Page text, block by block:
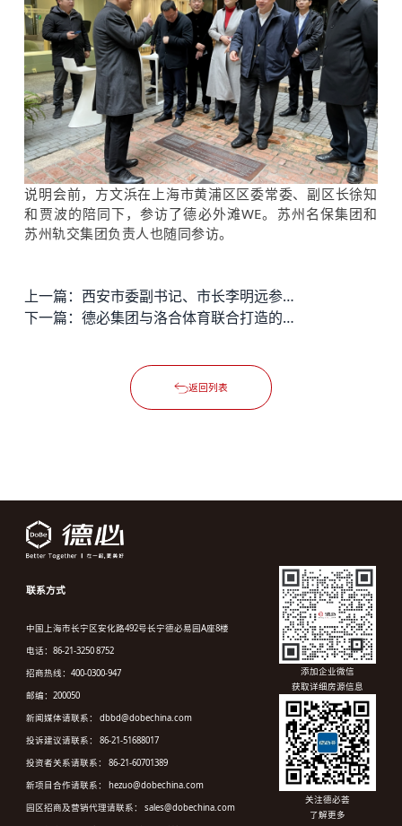
说明会前，方文浜在上海市黄浦区区委常委、副区长徐知
和贾波的陪同下，参访了德必外滩WE。苏州名保集团和
苏州轨交集团负责人也随同参访。
上一篇：
西安市委副书记、市长李明远参观考察星光德必易园
下一篇：
德必集团与洛合体育联合打造的“互联网+运动”智能化场馆，开馆啦！
返回列表
联系方式
中国上海市长宁区安化路492号长宁德必易园A座8楼
电话：86-21-3250 8752
招商热线：400-0300-947
邮编：200050
新闻媒体请联系： dbbd@dobechina.com
投诉建议请联系： 86-21-51688017
投资者关系请联系： 86-21-60701389
新项目合作请联系： hezuo@dobechina.com
园区招商及营销代理请联系： sales@dobechina.com
添加企业微信
获取详细房源信息
关注德必荟
了解更多